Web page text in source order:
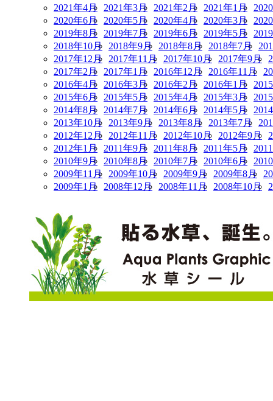
2021年4月 2021年3月 2021年2月 2021年1月
2020年6月
2020年5月 2020年4月 2020年3月
2019年8月
2019年7月 2019年6月 2019年5月
2018年10月
2018年9月 2018年8月 2018年7月
2017年12月
2017年11月 2017年10月 2017年9月
2017年2月
2017年1月 2016年12月 2016年11月
2016年4月
2016年3月 2016年2月 2016年1月
2015年6月
2015年5月 2015年4月 2015年3月
2014年8月
2014年7月 2014年6月 2014年5月
2013年10月
2013年9月 2013年8月 2013年7月
2012年12月
2012年11月 2012年10月 2012年9月
2012年1月
2011年9月 2011年8月 2011年5月
2010年9月
2010年8月 2010年7月 2010年6月
2009年11月
2009年10月 2009年9月 2009年8月
2009年1月
2008年12月 2008年11月 2008年10月